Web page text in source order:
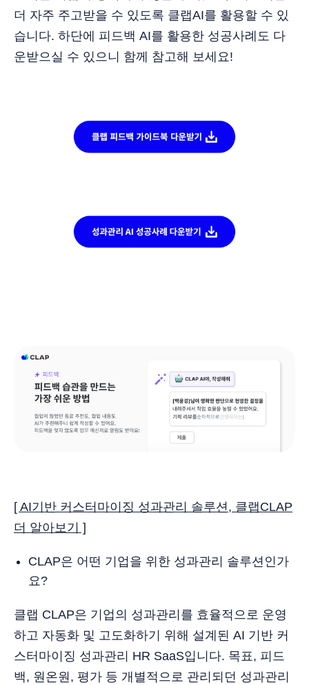
더 자주 주고받을 수 있도록 클랩AI를 활용할 수 있
습니다. 하단에 피드백 AI를 활용한 성공사례도 다
운받으실 수 있으니 함께 참고해 보세요!
[ AI기반 커스터마이징 성과관리 솔루션, 클랩CLAP
더 알아보기 ]
CLAP은 어떤 기업을 위한 성과관리 솔루션인가
요?
클랩 CLAP은 기업의 성과관리를 효율적으로 운영
하고 자동화 및 고도화하기 위해 설계된 AI 기반 커
스터마이징 성과관리 HR SaaS입니다. 목표, 피드
백, 원온원, 평가 등 개별적으로 관리되던 성과관리